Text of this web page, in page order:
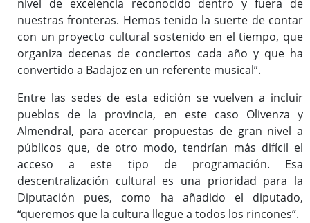
nivel de excelencia reconocido dentro y fuera de
nuestras fronteras. Hemos tenido la suerte de contar
con un proyecto cultural sostenido en el tiempo, que
organiza decenas de conciertos cada año y que ha
convertido a Badajoz en un referente musical”.
Entre las sedes de esta edición se vuelven a incluir
pueblos de la provincia, en este caso Olivenza y
Almendral, para acercar propuestas de gran nivel a
públicos que, de otro modo, tendrían más difícil el
acceso a este tipo de programación. Esa
descentralización cultural es una prioridad para la
Diputación pues, como ha añadido el diputado,
“queremos que la cultura llegue a todos los rincones”.